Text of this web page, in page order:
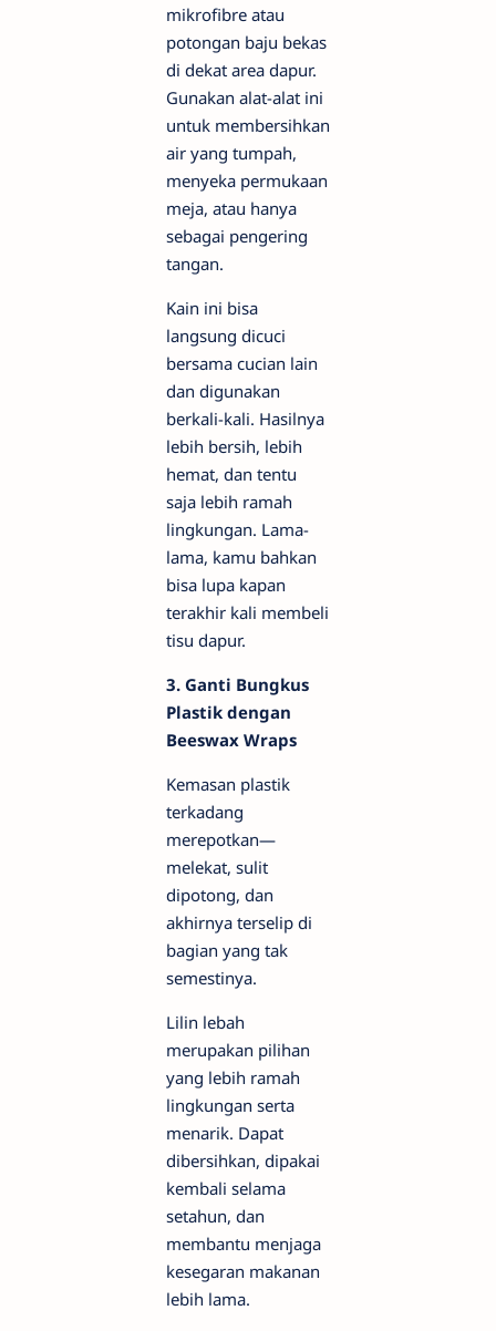
mikrofibre atau
potongan baju bekas
di dekat area dapur.
Gunakan alat-alat ini
untuk membersihkan
air yang tumpah,
menyeka permukaan
meja, atau hanya
sebagai pengering
tangan.
Kain ini bisa
langsung dicuci
bersama cucian lain
dan digunakan
berkali-kali. Hasilnya
lebih bersih, lebih
hemat, dan tentu
saja lebih ramah
lingkungan. Lama-
lama, kamu bahkan
bisa lupa kapan
terakhir kali membeli
tisu dapur.
3. Ganti Bungkus
Plastik dengan
Beeswax Wraps
Kemasan plastik
terkadang
merepotkan—
melekat, sulit
dipotong, dan
akhirnya terselip di
bagian yang tak
semestinya.
Lilin lebah
merupakan pilihan
yang lebih ramah
lingkungan serta
menarik. Dapat
dibersihkan, dipakai
kembali selama
setahun, dan
membantu menjaga
kesegaran makanan
lebih lama.